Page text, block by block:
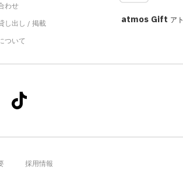
わせ
し出し / 掲載
ついて
atmos Gift ア
採用情報